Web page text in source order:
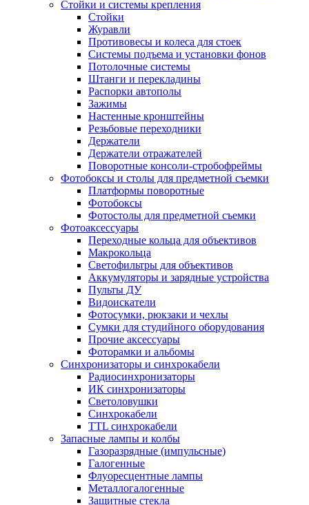
Стойки и системы крепления
Стойки
Журавли
Противовесы и колеса для стоек
Системы подъема и установки фонов
Потолочные системы
Штанги и перекладины
Распорки автополы
Зажимы
Настенные кронштейны
Резьбовые переходники
Держатели
Держатели отражателей
Поворотные консоли-стробофреймы
Фотобоксы и столы для предметной съемки
Платформы поворотные
Фотобоксы
Фотостолы для предметной съемки
Фотоаксессуары
Переходные кольца для объективов
Макрокольца
Светофильтры для объективов
Аккумуляторы и зарядные устройства
Пульты ДУ
Видоискатели
Фотосумки, рюкзаки и чехлы
Сумки для студийного оборудования
Прочие аксессуары
Фоторамки и альбомы
Синхронизаторы и синхрокабели
Радиосинхронизаторы
ИК синхронизаторы
Светоловушки
Синхрокабели
TTL синхрокабели
Запасные лампы и колбы
Газоразрядные (импульсные)
Галогенные
Флуоресцентные лампы
Металлогалогенные
Защитные стекла